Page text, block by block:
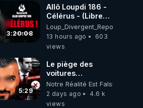
3:20:08
Allô Loupdi 186 -
Célérus - (Libre
Antenne) - Loup
Divergent
2026.08.06
Loup_Divergent_Reposts
13 hours ago
603
views
5:29
Le piège des
voitures
électriques se
referme sur les
usagers !
Notre Réalité Est Falsifiée Et
2 days ago
4.6 k
views